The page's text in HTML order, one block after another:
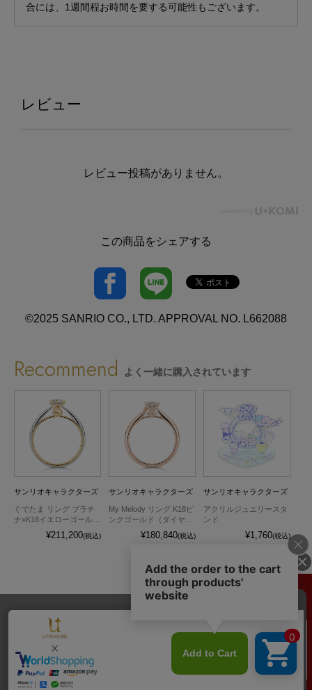
合には、1週間程お時間を要する可能性もございます。
レビュー
レビュー投稿がありません。
この商品をシェアする
©2025 SANRIO CO., LTD. APPROVAL NO. L662088
Recommend よく一緒に購入されています
サンリオキャラクターズ
ぐでたま リング プラチ
ナ×K18イエローゴールド
（ダイヤ別売）¥211,200(税込)
サンリオキャラクターズ
My Melody リング K18ピ
ンクゴールド（ダイヤ別
¥180,840(税込)
サンリオキャラクターズ
アクリルジュエリースタ
ンド
¥1,760(税込)
1件
送料とお支払い方法 プライバシーポリシー サイトご利用規約
特定商取引法に基づく表記 お問い合わせ